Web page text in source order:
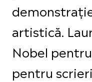
artistică.
Nobel
pentru